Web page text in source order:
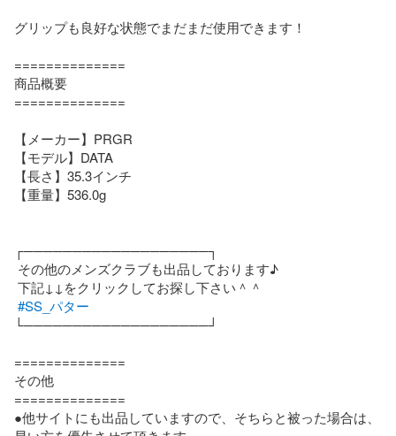
グリップも良好な状態でまだまだ使用できます！
==============
商品概要
==============
【メーカー】PRGR
【モデル】DATA
【長さ】35.3インチ
【重量】536.0g
┌───────────────────┐
#SS_パター
└───────────────────┘
==============
その他
==============
●他サイトにも出品していますので、そちらと被った場合は、